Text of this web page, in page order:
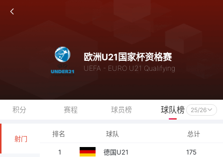
欧洲U21国家杯资格赛
UEFA - EURO U21 Qualifying
积分 赛程 球员榜 球队榜 25/26
射门
排名 球队 总计
1 德国U21 175